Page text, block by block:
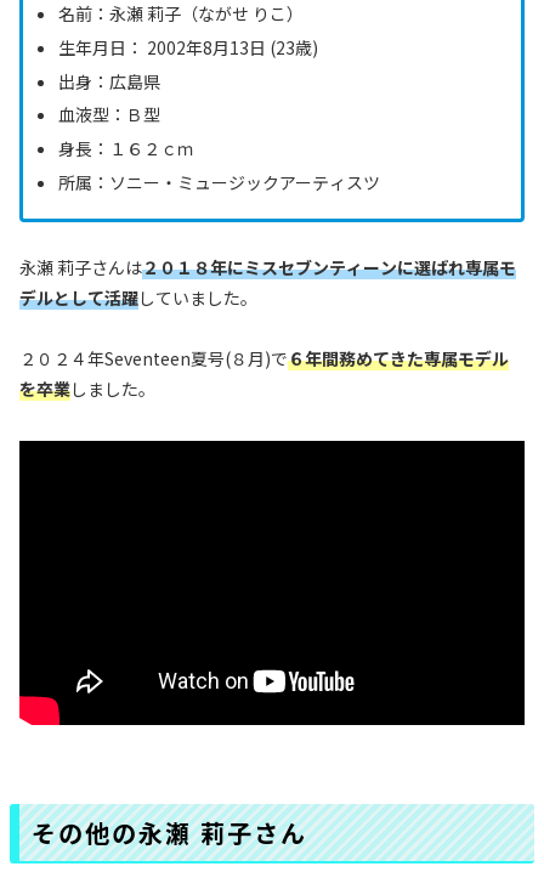
名前：永瀬 莉子（ながせ りこ）
生年月日： 2002年8月13日 (23歳)
出身：広島県
血液型：Ｂ型
身長：１６２ｃｍ
所属：ソニー・ミュージックアーティスツ
永瀬 莉子さんは２０１８年にミスセブンティーンに選ばれ専属モ
デルとして活躍していました。
２０２４年Seventeen夏号(８月)で６年間務めてきた専属モデル
を卒業しました。
その他の永瀬 莉子さん